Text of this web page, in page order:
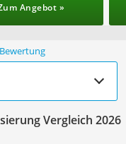
Angebot »
Vergleich 2026